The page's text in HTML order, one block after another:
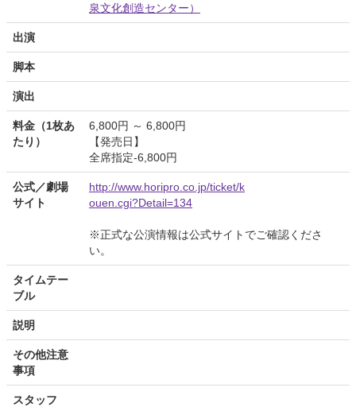
泉文化創造センター）
出演
脚本
演出
料金（1枚あ
たり）
6,800円 ～ 6,800円
【発売日】
全席指定-6,800円
公式／劇場
サイト
http://www.horipro.co.jp/ticket/k
ouen.cgi?Detail=134
※正式な公演情報は公式サイトでご確認くださ
い。
タイムテー
ブル
説明
その他注意
事項
スタッフ